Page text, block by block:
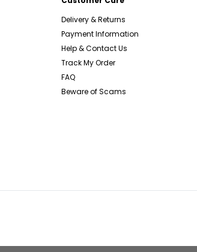
Delivery & Returns
Payment Information
Help & Contact Us
Track My Order
FAQ
Beware of Scams